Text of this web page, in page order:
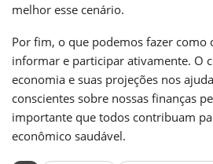
melhor esse cenário.
Por fim, o que podemos fazer como
informar e participar ativamente. O
economia e suas projeções nos
conscientes sobre nossas finanças
importante que todos contribuam
econômico saudável.